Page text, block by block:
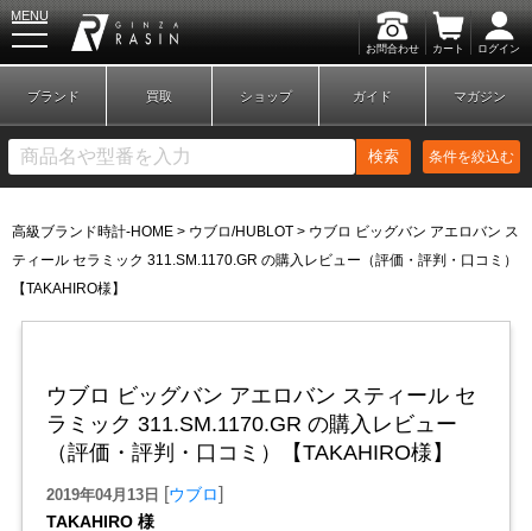
お問合わせ カート ログイン
MENU
新規会員登録 ログイン
ブランド 買取 ショップ ガイド マガジン
検索 条件を絞込む
高級ブランド時計-HOME > ウブロ/HUBLOT > ウブロ ビッグバン アエロバン ス
ティール セラミック 311.SM.1170.GR の購入レビュー（評価・評判・口コミ）
【TAKAHIRO様】
ウブロ ビッグバン アエロバン スティール セ
ラミック 311.SM.1170.GR の購入レビュー
（評価・評判・口コミ）【TAKAHIRO様】
2019年04月13日 [ウブロ]
TAKAHIRO 様